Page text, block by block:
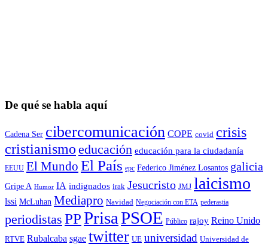
De qué se habla aquí
Cadena Ser cibercomunicación COPE covid crisis
cristianismo educación educación para la ciudadaní­a
EEUU El Mundo El País epc Federico Jiménez Losantos galicia
Gripe A Humor IA indignados irak Jesucristo JMJ laicismo
lssi McLuhan Mediapro Navidad Negociación con ETA pederastia
periodistas PPPrisaPSOE Público rajoy Reino Unido
RTVE Rubalcaba sgae twitter UE universidad Universidad de